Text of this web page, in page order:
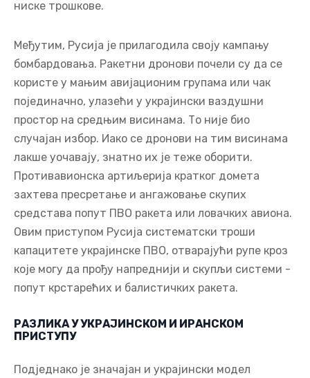
ниске трошкове.
Међутим, Русија је прилагодила своју кампању
бомбардовања. Ракетни дронови почели су да се
користе у мањим авијационим групама или чак
појединачно, улазећи у украјински ваздушни
простор на средњим висинама. То није био
случајан избор. Иако се дронови на тим висинама
лакше уочавају, знатно их је теже оборити.
Противавионска артиљерија кратког домета
захтева пресретање и ангажовање скупих
средстава попут ПВО ракета или ловачких авиона.
Овим приступом Русија систематски троши
капацитете украјинске ПВО, отварајући рупе кроз
које могу да прођу напреднији и скупљи системи -
попут крстарећих и балистичких ракета.
РАЗЛИКА У УКРАЈИНСКОМ И ИРАНСКОМ
ПРИСТУПУ
Подједнако је значајан и украјински модел